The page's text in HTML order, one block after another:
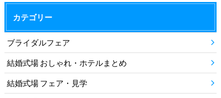
カテゴリー
ブライダルフェア
結婚式場 おしゃれ・ホテルまとめ
結婚式場 フェア・見学